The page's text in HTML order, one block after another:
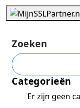
Zoeken
Categorieën
Er zijn geen